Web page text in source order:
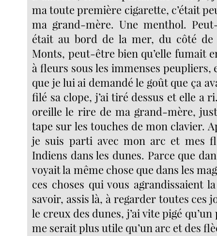
ma toute première cigarette, c’était
ma grand-mère. Une menthol.
était au bord de la mer, du côté de
Monts, peut-être bien qu’elle fumait
à fleurs sous les immenses
que je lui ai demandé le goût que ça
filé sa clope, j’ai tiré dessus et elle a
oreille le rire de ma grand-mère,
tape sur les touches de mon clavier.
je suis parti avec mon arc et mes
Indiens dans les dunes. Parce que
voyait la même chose que dans les
ces choses qui vous agrandissaient
savoir, assis là, à regarder toutes ces
le creux des dunes, j’ai vite pigé
me serait plus utile qu’un arc et des